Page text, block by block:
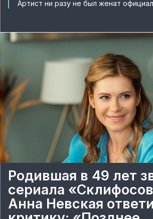
Артист ни разу не был женат
Родившая в 49 лет
сериала
Анна Невская